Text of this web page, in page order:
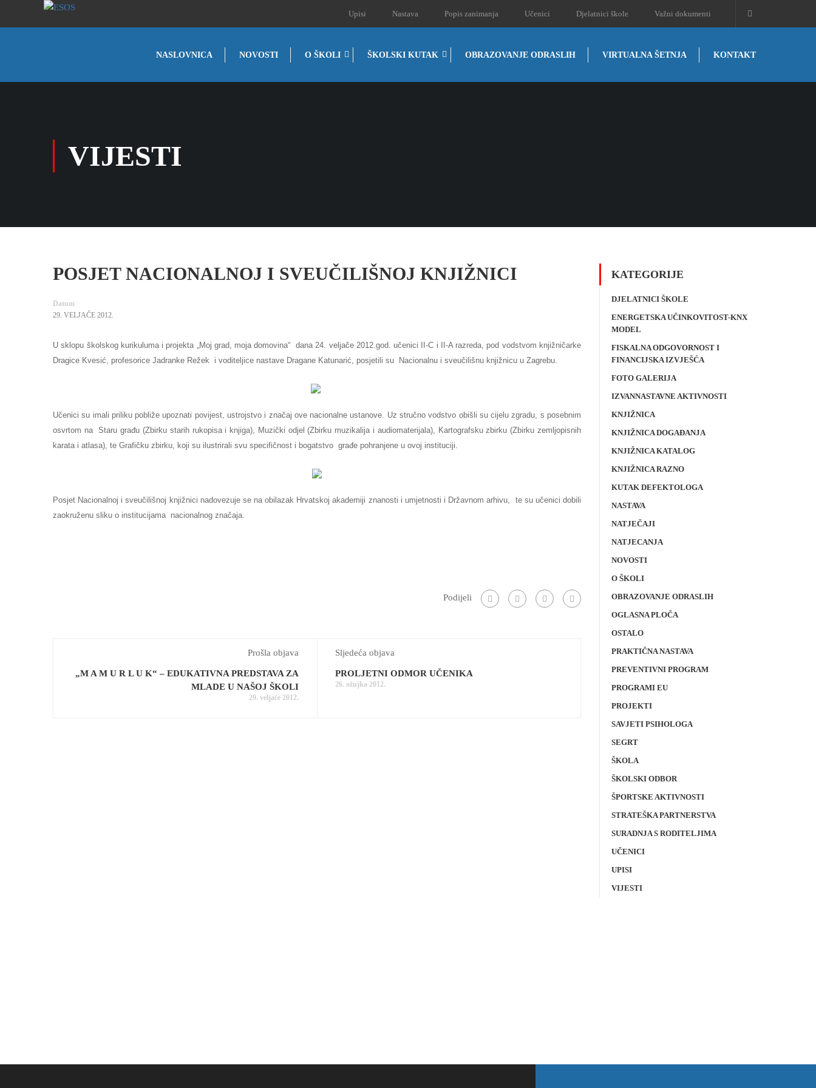
Upisi Nastava Popis zanimanja Učenici Djelatnici škole Važni dokumenti
NASLOVNICA NOVOSTI O ŠKOLI ŠKOLSKI KUTAK OBRAZOVANJE ODRASLIH VIRTUALNA ŠETNJA KONTAKT
VIJESTI
POSJET NACIONALNOJ I SVEUČILIŠNOJ KNJIŽNICI
Datum
29. VELJAČE 2012.
U sklopu školskog kurikuluma i projekta „Moj grad, moja domovina“ dana 24. veljače 2012.god. učenici II-C i II-A razreda, pod vodstvom knjižničarke
Dragice Kvesić, profesorice Jadranke Režek i voditeljice nastave Dragane Katunarić, posjetili su Nacionalnu i sveučilišnu knjižnicu u Zagrebu.
Učenici su imali priliku pobliže upoznati povijest, ustrojstvo i značaj ove nacionalne ustanove. Uz stručno vodstvo obišli su cijelu zgradu, s posebnim
osvrtom na Staru građu (Zbirku starih rukopisa i knjiga), Muzički odjel (Zbirku muzikalija i audiomaterijala), Kartografsku zbirku (Zbirku zemljopisnih
karata i atlasa), te Grafičku zbirku, koji su ilustrirali svu specifičnost i bogatstvo građe pohranjene u ovoj instituciji.
Posjet Nacionalnoj i sveučilišnoj knjižnici nadovezuje se na obilazak Hrvatskoj akademiji znanosti i umjetnosti i Državnom arhivu,
te su učenici dobili
zaokruženu sliku o institucijama nacionalnog značaja.
Podijeli
Prošla objava
„M A M U R L U K“ – EDUKATIVNA PREDSTAVA ZA
MLADE U NAŠOJ ŠKOLI
29. veljače 2012.
Sljedeća objava
PROLJETNI ODMOR UČENIKA
26. ožujka 2012.
KATEGORIJE
DJELATNICI ŠKOLE
ENERGETSKA UČINKOVITOST-KNX
MODEL
FISKALNA ODGOVORNOST I
FINANCIJSKA IZVJEŠĆA
FOTO GALERIJA
IZVANNASTAVNE AKTIVNOSTI
KNJIŽNICA
KNJIŽNICA DOGAĐANJA
KNJIŽNICA KATALOG
KNJIŽNICA RAZNO
KUTAK DEFEKTOLOGA
NASTAVA
NATJEČAJI
NATJECANJA
NOVOSTI
O ŠKOLI
OBRAZOVANJE ODRASLIH
OGLASNA PLOČA
OSTALO
PRAKTIČNA NASTAVA
PREVENTIVNI PROGRAM
PROGRAMI EU
PROJEKTI
SAVJETI PSIHOLOGA
SEGRT
ŠKOLA
ŠKOLSKI ODBOR
ŠPORTSKE AKTIVNOSTI
STRATEŠKA PARTNERSTVA
SURADNJA S RODITELJIMA
UČENICI
UPISI
VIJESTI